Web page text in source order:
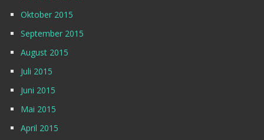
Oktober 2015
September 2015
August 2015
Juli 2015
Juni 2015
Mai 2015
April 2015